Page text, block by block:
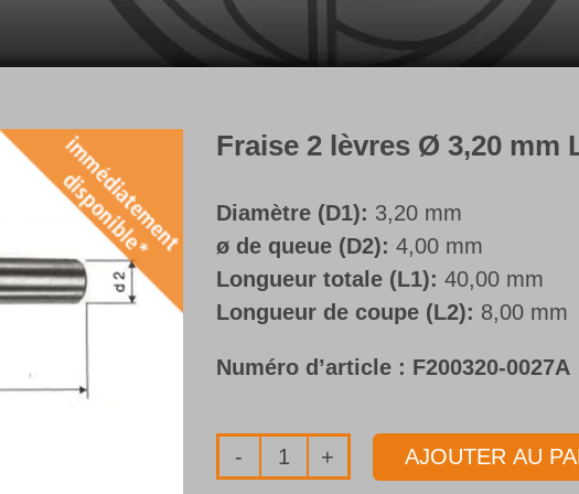
Fraise 2 lèvres Ø 3,20 mm
Diamètre (D1): 3,20 mm
ø de queue (D2): 4,00 mm
Longueur totale (L1): 40,00 mm
Longueur de coupe (L2): 8,00 mm
Numéro d’article : F200320-0027A
quantité
AJOUTER AU